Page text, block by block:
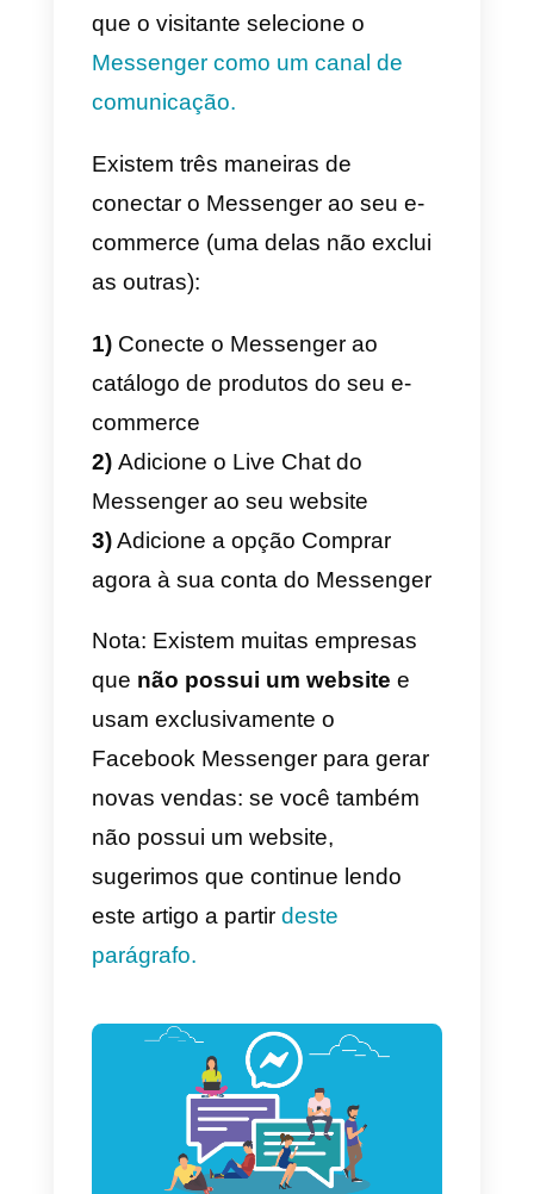
desde a descoberta do produto
até o pagamento.
Independentemente da
abordagem que você deseja
escolher para o seu e-
vamos ver quais são os passos
se seguir para começar a vender
via Facebook Messenger.
Como conectar o
Facebook Messenger ao
seu e-commerce
Antes de começar avender
produtos pelo Messenger
precisa vincular o seu site/e-
commerce ao aplicativo.
Afinal, se o Messenger não
estiver conectado ao seu website
possível recuperar informações
sobre produtos, alterações de
preços ou, simplesmente,
que o visitante selecione o